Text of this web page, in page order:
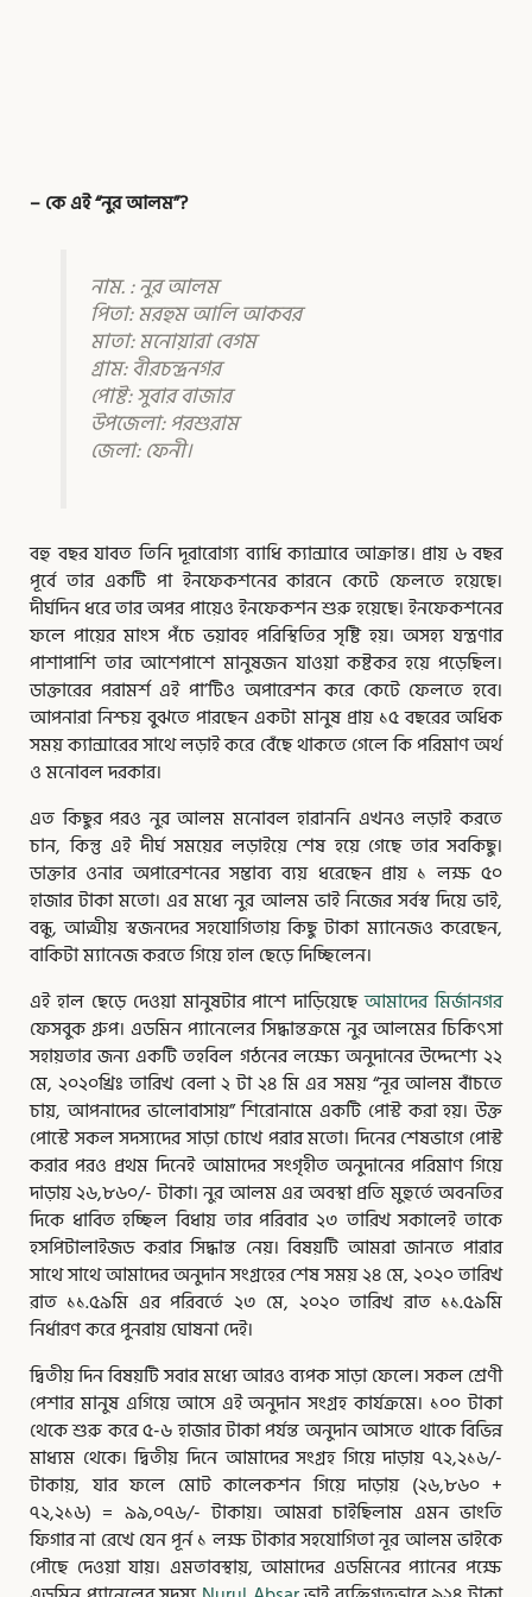
– কে এই “নুর আলম”?
নাম. : নুর আলম
পিতা: মরহুম আলি আকবর
মাতা: মনোয়ারা বেগম
গ্রাম: বীরচন্দ্রনগর
পোষ্ট: সুবার বাজার
উপজেলা: পরশুরাম
জেলা: ফেনী।
বহু বছর যাবত তিনি দূরারোগ্য ব্যাধি ক্যান্সারে আক্রান্ত। প্রায় ৬ বছর
পূর্বে তার একটি পা ইনফেকশনের কারনে কেটে ফেলতে হয়েছে।
দীর্ঘদিন ধরে তার অপর পায়েও ইনফেকশন শুরু হয়েছে। ইনফেকশনের
ফলে পায়ের মাংস পঁচে ভয়াবহ পরিস্থিতির সৃষ্টি হয়। অসহ্য যন্ত্রণার
পাশাপাশি তার আশেপাশে মানুষজন যাওয়া কষ্টকর হয়ে পড়েছিল।
ডাক্তারের পরামর্শ এই পা’টিও অপারেশন করে কেটে ফেলতে হবে।
আপনারা নিশ্চয় বুঝতে পারছেন একটা মানুষ প্রায় ১৫ বছরের অধিক
সময় ক্যান্সারের সাথে লড়াই করে বেঁছে থাকতে গেলে কি পরিমাণ অর্থ
ও মনোবল দরকার।
এত কিছুর পরও নুর আলম মনোবল হারাননি এখনও লড়াই করতে
চান, কিন্তু এই দীর্ঘ সময়ের লড়াইয়ে শেষ হয়ে গেছে তার সবকিছু।
ডাক্তার ওনার অপারেশনের সম্ভাব্য ব্যয় ধরেছেন প্রায় ১ লক্ষ ৫০
হাজার টাকা মতো। এর মধ্যে নুর আলম ভাই নিজের সর্বস্ব দিয়ে ভাই,
বন্ধু, আত্মীয় স্বজনদের সহযোগিতায় কিছু টাকা ম্যানেজও করেছেন,
বাকিটা ম্যানেজ করতে গিয়ে হাল ছেড়ে দিচ্ছিলেন।
এই হাল ছেড়ে দেওয়া মানুষটার পাশে দাড়িয়েছেআমাদের মির্জানগর
ফেসবুক গ্রুপ। এডমিন প্যানেলের সিদ্ধান্তক্রমে নুর আলমের চিকিৎসা
সহায়তার জন্য একটি তহবিল গঠনের লক্ষ্যে অনুদানের উদ্দেশ্যে ২২
মে, ২০২০খ্রিঃ তারিখ বেলা ২ টা ২৪ মি এর সময় “নূর আলম বাঁচতে
চায়, আপনাদের ভালোবাসায়” শিরোনামে একটি পোস্ট করা হয়। উক্ত
পোস্টে সকল সদস্যদের সাড়া চোখে পরার মতো। দিনের শেষভাগে পোস্ট
করার পরও প্রথম দিনেই আমাদের সংগৃহীত অনুদানের পরিমাণ গিয়ে
দাড়ায় ২৬,৮৬০/- টাকা। নুর আলম এর অবস্থা প্রতি মুহুর্তে অবনতির
দিকে ধাবিত হচ্ছিল বিধায় তার পরিবার ২৩ তারিখ সকালেই তাকে
হসপিটালাইজড করার সিদ্ধান্ত নেয়। বিষয়টি আমরা জানতে পারার
সাথে সাথে আমাদের অনুদান সংগ্রহের শেষ সময় ২৪ মে, ২০২০ তারিখ
রাত ১১.৫৯মি এর পরিবর্তে ২৩ মে, ২০২০ তারিখ রাত ১১.৫৯মি
নির্ধারণ করে পুনরায় ঘোষনা দেই।
দ্বিতীয় দিন বিষয়টি সবার মধ্যে আরও ব্যপক সাড়া ফেলে। সকল শ্রেণী
পেশার মানুষ এগিয়ে আসে এই অনুদান সংগ্রহ কার্যক্রমে। ১০০ টাকা
থেকে শুরু করে ৫-৬ হাজার টাকা পর্যন্ত অনুদান আসতে থাকে বিভিন্ন
মাধ্যম থেকে। দ্বিতীয় দিনে আমাদের সংগ্রহ গিয়ে দাড়ায় ৭২,২১৬/-
টাকায়, যার ফলে মোট কালেকশন গিয়ে দাড়ায় (২৬,৮৬০ +
৭২,২১৬) = ৯৯,০৭৬/- টাকায়। আমরা চাইছিলাম এমন ভাংতি
ফিগার না রেখে যেন পূর্ন ১ লক্ষ টাকার সহযোগিতা নূর আলম ভাইকে
পৌছে দেওয়া যায়। এমতাবস্থায়, আমাদের এডমিনের প্যানের পক্ষে